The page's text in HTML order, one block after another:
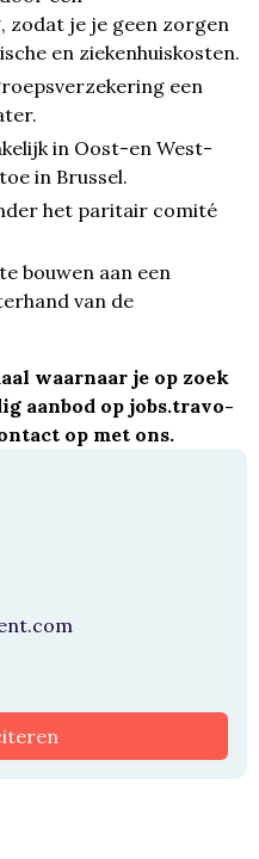
zodat je je geen zorgen
en ziekenhuiskosten.
een
in Oost-en West-
in Brussel.
het paritair comité
bouwen aan een
van de
waarnaar je op zoek
aanbod op jobs.travo-
op met ons.